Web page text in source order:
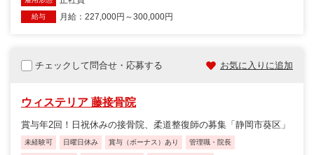
給与 月給：227,000円～300,000円
チェックして問合せ・応募する お気に入りに追加
ウィステリア 藤接骨院
賞与年2回！日祝休みの接骨院、柔道整復師の募集「静岡市葵区」
未経験可 日曜日休み 賞与（ボーナス）あり 管理職・院長